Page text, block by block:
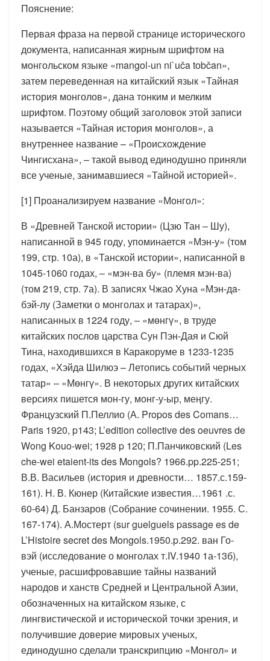
Пояснение:
Первая фраза на первой странице исторического
документа, написанная жирным шрифтом на
монгольском языке «mangol-un ni`uča tоbčan»,
затем переведенная на китайский язык «Тайная
история монголов», дана тонким и мелким
шрифтом. Поэтому общий заголовок этой записи
называется «Тайная история монголов», а
внутреннее название – «Происхождение
Чингисхана», – такой вывод единодушно приняли
все ученые, занимавшиеся «Тайной историей».
[1] Проанализируем название «Монгол»:
В «Древней Танской истории» (Цзю Тан – Шу),
написанной в 945 году, упоминается «Мэн-у» (том
199, стр. 10а), в «Танской истории», написанной в
1045-1060 годах, – «мэн-ва бу» (племя мэн-ва)
(том 219, стр. 7а). В записях Чжао Хуна «Мэн-дa-
бэй-лу (Заметки о монголах и татарах)»,
написанных в 1224 году, – «мөнгү», в труде
китайских послов царства Сун Пэн-Дая и Сюй
Тина, находившихся в Каракоруме в 1233-1235
годах, «Хэйда Шилюэ – Летопись событий черных
татар» – «Мөнгү». В некоторых других китайских
версиях пишется мон-гу, монг-у-ыр, меңгу.
Французский П.Пеллио (А. Propos des Comans…
Paris 1920, p143; L’edition collective des oeuvres de
Wong Kouo-wei; 1928 p 120; П.Панчиковский (Les
che-wei etaient-its des Mongols? 1966.pp.225-251;
В.В. Васильев (история и древности… 1857.с.159-
161). Н. В. Кюнер (Китайские известия…1961 .с.
60-64) Д. Банзаров (Собрание сочинении. 1955. С.
167-174). А.Мостерт (sur guelguels passage es de
L’Histoire secret des Mongols.1950.p.292. ван Го-
вэй (исследование о монголах т.IV.1940 1а-13б),
ученые, расшифровавшие тайны названий
народов и ханств Средней и Центральной Азии,
обозначенных на китайском языке, с
лингвистической и исторической точки зрения, и
получившие доверие мировых ученых,
единодушно сделали транскрипцию «Монгол» и